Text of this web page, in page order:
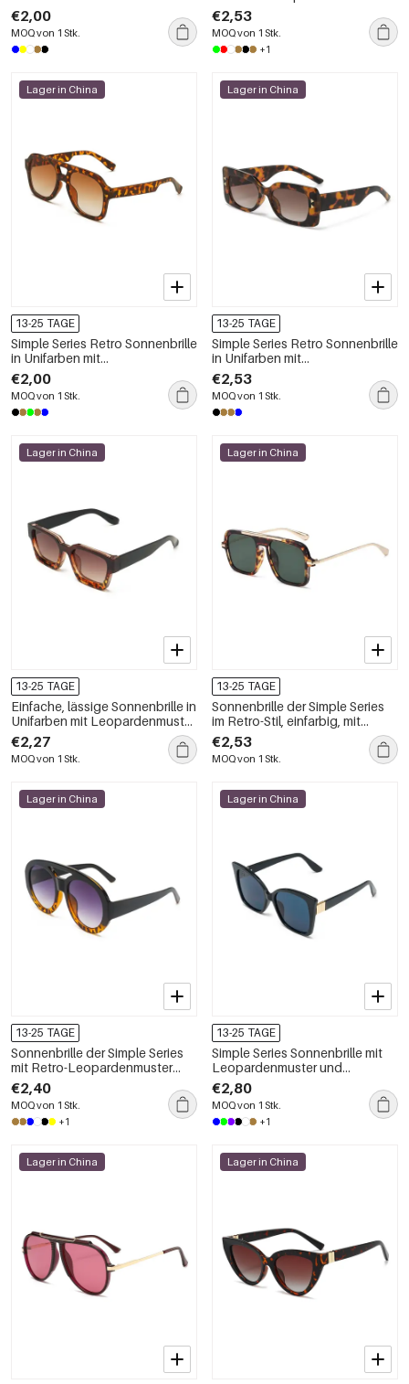
Leopardenmuster
€2,00
MOQ von 1 Stk.
und Farbverlauf
€2,53
MOQ von 1 Stk.
+1
Lager in China
13-25 TAGE
Simple Series Retro Sonnenbrille
in Unifarben mit
Leopardenmuster
€2,00
MOQ von 1 Stk.
Lager in China
13-25 TAGE
Simple Series Retro Sonnenbrille
in Unifarben mit
Leopardenmuster
€2,53
MOQ von 1 Stk.
Lager in China
13-25 TAGE
Einfache, lässige Sonnenbrille in
Unifarben mit Leopardenmuster
und Farbverlauf
€2,27
MOQ von 1 Stk.
Lager in China
13-25 TAGE
Sonnenbrille der Simple Series
im Retro-Stil, einfarbig, mit
Leopardenmuster und
Farbverlauf
€2,53
MOQ von 1 Stk.
Lager in China
13-25 TAGE
Sonnenbrille der Simple Series
mit Retro-Leopardenmuster
und Farbverlauf
€2,40
MOQ von 1 Stk.
+1
Lager in China
13-25 TAGE
Simple Series Sonnenbrille mit
Leopardenmuster und
Farbverlauf
€2,80
MOQ von 1 Stk.
+1
Lager in China Lager in China